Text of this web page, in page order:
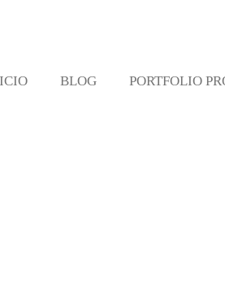
BLOG PORTFOLIO